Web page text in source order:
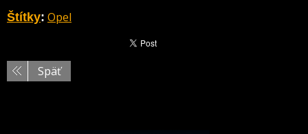
Štítky: Opel
Späť